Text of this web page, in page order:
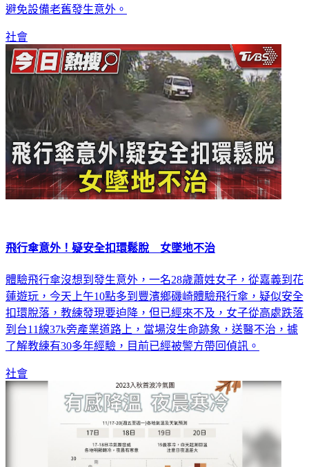
避免設備老舊發生意外。
社會
飛行傘意外！疑安全扣環鬆脫 女墜地不治
體驗飛行傘沒想到發生意外，一名28歲蕭姓女子，從嘉義到花
蓮遊玩，今天上午10點多到豐濱鄉磯崎體驗飛行傘，疑似安全
扣環脫落，教練發現要迫降，但已經來不及，女子從高處跌落
到台11線37k旁產業道路上，當場沒生命跡象，送醫不治，據
了解教練有30多年經驗，目前已經被警方帶回偵訊。
社會